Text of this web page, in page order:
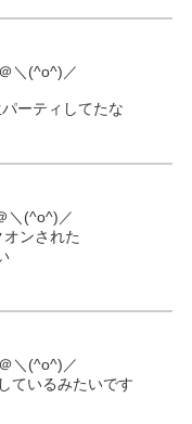
＼(^o^)／
ーティしてたな
＼(^o^)／
ンされた
＼(^o^)／
ているみたいです